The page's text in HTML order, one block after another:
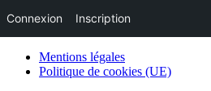
Mentions légales
Politique de cookies (UE)
Connexion Inscription